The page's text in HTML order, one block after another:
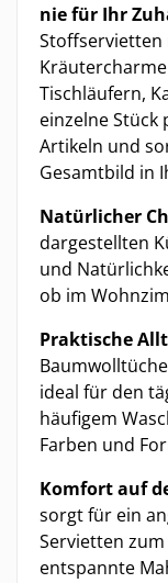
nie für Ihr
Stoffservietten
Tischläufern,
einzelne Stück
Artikeln und
Gesamtbild in
Natürlicher
dargestellten
und
ob im
Praktische
ideal für den
häufigem
Farben und
Komfort auf
sorgt für ein
Servietten
entspannte